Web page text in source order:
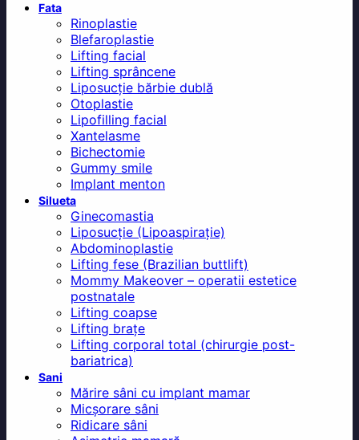
Fata
Rinoplastie
Blefaroplastie
Lifting facial
Lifting sprâncene
Liposucție bărbie dublă
Otoplastie
Lipofilling facial
Xantelasme
Bichectomie
Gummy smile
Implant menton
Silueta
Ginecomastia
Liposucție (Lipoaspirație)
Abdominoplastie
Lifting fese (Brazilian buttlift)
Mommy Makeover – operatii estetice
postnatale
Lifting coapse
Lifting brațe
Lifting corporal total (chirurgie post-
bariatrica)
Sani
Mărire sâni cu implant mamar
Micșorare sâni
Ridicare sâni